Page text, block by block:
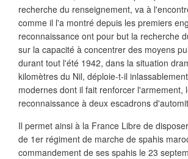
recherche du renseignement, va à
comme il l'a montré depuis les premiers
reconnaissance ont pour but la recherche
sur la capacité à concentrer des moyens
durant tout l'été 1942, dans la situation
kilomètres du Nil, déploie-t-il
modernes dont il fait renforcer
reconnaissance à deux escadrons
Il permet ainsi à la France Libre de
de 1er régiment de marche de spahis
commandement de ses spahis le 23